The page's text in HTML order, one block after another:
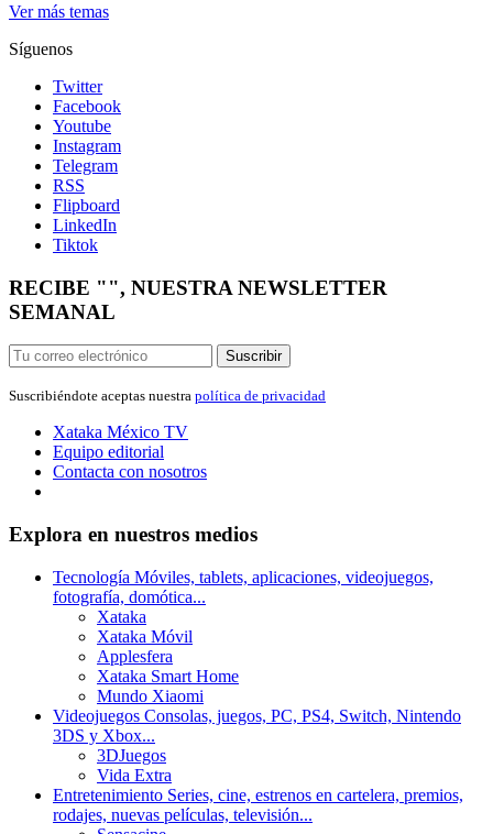
Ver más temas
Síguenos
Twitter
Facebook
Youtube
Instagram
Telegram
RSS
Flipboard
LinkedIn
Tiktok
RECIBE "", NUESTRA NEWSLETTER
SEMANAL
Suscribir
Suscribiéndote aceptas nuestra política de privacidad
Xataka México TV
Equipo editorial
Contacta con nosotros
Explora en nuestros medios
Tecnología Móviles, tablets, aplicaciones, videojuegos,
fotografía, domótica...
Xataka
Xataka Móvil
Applesfera
Xataka Smart Home
Mundo Xiaomi
Videojuegos Consolas, juegos, PC, PS4, Switch, Nintendo
3DS y Xbox...
3DJuegos
Vida Extra
Entretenimiento Series, cine, estrenos en cartelera, premios,
rodajes, nuevas películas, televisión...